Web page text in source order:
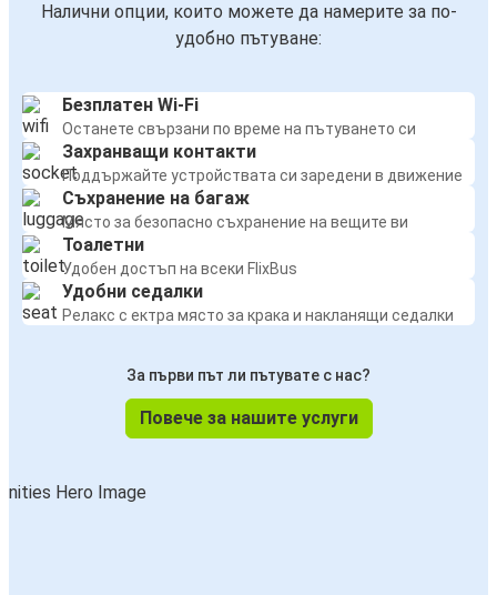
Налични опции, които можете да намерите за по-
удобно пътуване:
Безплатен Wi-Fi
Останете свързани по време на пътуването си
Захранващи контакти
Поддържайте устройствата си заредени в движение
Съхранение на багаж
Място за безопасно съхранение на вещите ви
Тоалетни
Удобен достъп на всеки FlixBus
Удобни седалки
Релакс с ектра място за крака и накланящи седалки
За първи път ли пътувате с нас?
Повече за нашите услуги